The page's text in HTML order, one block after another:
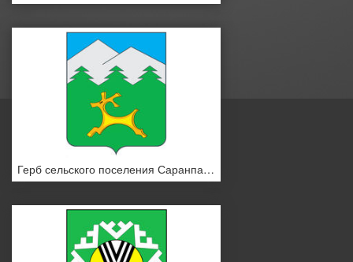
Герб сельского поселения Саранпауль